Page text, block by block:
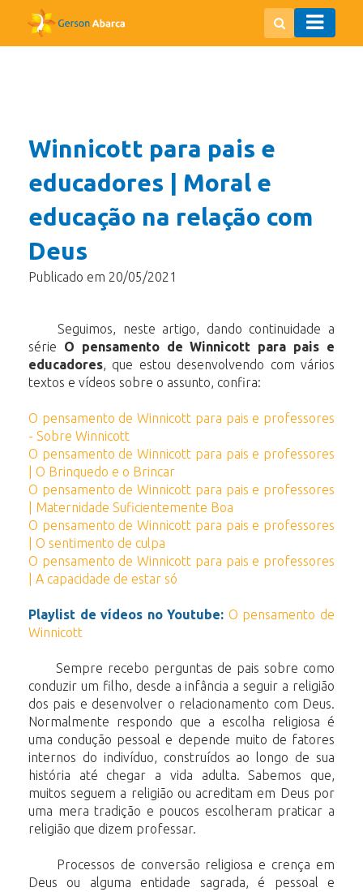
Winnicott para pais e
educadores | Moral e
educação na relação com
Deus
Publicado em 20/05/2021
Seguimos, neste artigo, dando continuidade a
série O pensamento de Winnicott para pais e
educadores, que estou desenvolvendo com vários
textos e vídeos sobre o assunto, confira:
O pensamento de Winnicott para pais e professores
- Sobre Winnicott
O pensamento de Winnicott para pais e professores
| O Brinquedo e o Brincar
O pensamento de Winnicott para pais e professores
| Maternidade Suficientemente Boa
O pensamento de Winnicott para pais e professores
| O sentimento de culpa
O pensamento de Winnicott para pais e professores
| A capacidade de estar só
Playlist de vídeos no Youtube: O pensamento de
Winnicott
Sempre recebo perguntas de pais sobre como
conduzir um filho, desde a infância a seguir a religião
dos pais e desenvolver o relacionamento com Deus.
Normalmente respondo que a escolha religiosa é
uma condução pessoal e depende muito de fatores
internos do indivíduo, construídos ao longo de sua
história até chegar a vida adulta. Sabemos que,
muitos seguem a religião ou acreditam em Deus por
uma mera tradição e poucos escolheram praticar a
religião que dizem professar.
Processos de conversão religiosa e crença em
Deus ou alguma entidade sagrada, é pessoal e